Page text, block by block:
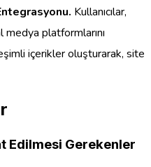
Kullanıcılar,
platformlarını
içerikler oluşturarak, site
Edilmesi Gerekenler